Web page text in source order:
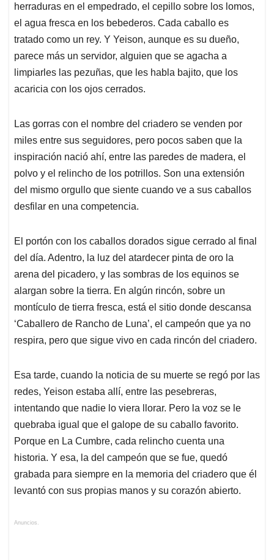
herraduras en el empedrado, el cepillo sobre los lomos,
el agua fresca en los bebederos. Cada caballo es
tratado como un rey. Y Yeison, aunque es su dueño,
parece más un servidor, alguien que se agacha a
limpiarles las pezuñas, que les habla bajito, que los
acaricia con los ojos cerrados.
Las gorras con el nombre del criadero se venden por
miles entre sus seguidores, pero pocos saben que la
inspiración nació ahí, entre las paredes de madera, el
polvo y el relincho de los potrillos. Son una extensión
del mismo orgullo que siente cuando ve a sus caballos
desfilar en una competencia.
El portón con los caballos dorados sigue cerrado al final
del día. Adentro, la luz del atardecer pinta de oro la
arena del picadero, y las sombras de los equinos se
alargan sobre la tierra. En algún rincón, sobre un
montículo de tierra fresca, está el sitio donde descansa
‘Caballero de Rancho de Luna’, el campeón que ya no
respira, pero que sigue vivo en cada rincón del criadero.
Esa tarde, cuando la noticia de su muerte se regó por las
redes, Yeison estaba allí, entre las pesebreras,
intentando que nadie lo viera llorar. Pero la voz se le
quebraba igual que el galope de su caballo favorito.
Porque en La Cumbre, cada relincho cuenta una
historia. Y esa, la del campeón que se fue, quedó
grabada para siempre en la memoria del criadero que él
levantó con sus propias manos y su corazón abierto.
Anuncios.